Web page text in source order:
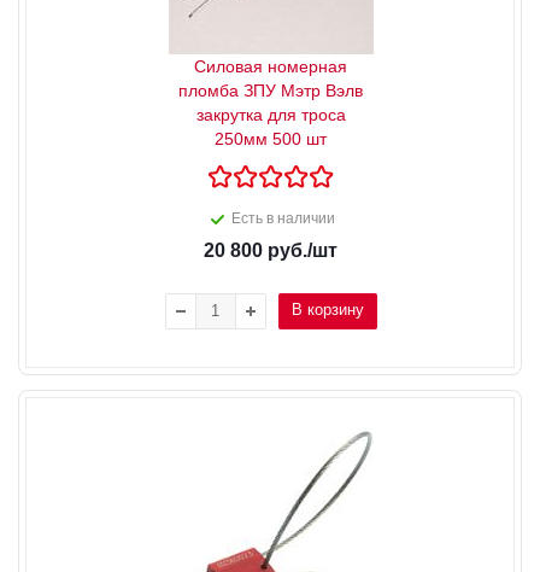
Силовая номерная
пломба ЗПУ Мэтр Вэлв
закрутка для троса
250мм 500 шт
Есть в наличии
20 800 руб./шт
В корзину